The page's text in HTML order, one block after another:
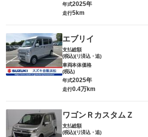
年式2025年
走行5km
エブリイ
支払総額
(税込)(リ済込・追)
車両本体価格
(税込)
年式2025年
走行0.4万km
ワゴンＲカスタムＺ
支払総額
(税込)(リ済込・追)